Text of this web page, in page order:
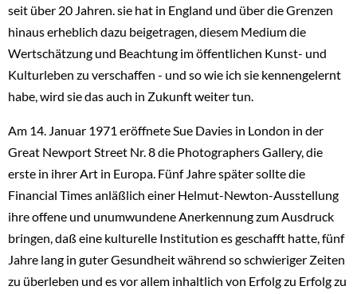
seit über 20 Jahren. sie hat in England und über die Grenzen
hinaus erheblich dazu beigetragen, diesem Medium die
Wertschätzung und Beachtung im öffentlichen Kunst- und
Kulturleben zu verschaffen - und so wie ich sie kennengelernt
habe, wird sie das auch in Zukunft weiter tun.
Am 14. Januar 1971 eröffnete Sue Davies in London in der
Great Newport Street Nr. 8 die Photographers Gallery, die
erste in ihrer Art in Europa. Fünf Jahre später sollte die
Financial Times anläßlich einer Helmut-Newton-Ausstellung
ihre offene und unumwundene Anerkennung zum Ausdruck
bringen, daß eine kulturelle Institution es geschafft hatte, fünf
Jahre lang in guter Gesundheit während so schwieriger Zeiten
zu überleben und es vor allem inhaltlich von Erfolg zu Erfolg zu